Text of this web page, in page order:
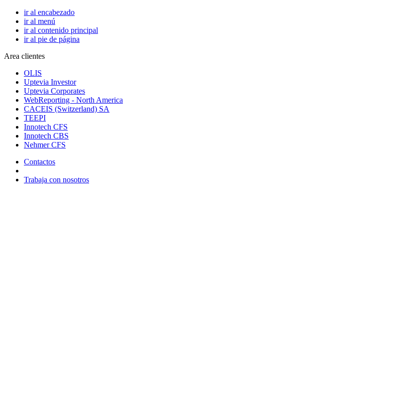
ir al encabezado
ir al menú
ir al contenido principal
ir al pie de página
Area clientes
OLIS
Uptevia Investor
Uptevia Corporates
WebReporting - North America
CACEIS (Switzerland) SA
TEEPI
Innotech CFS
Innotech CBS
Nehmer CFS
Contactos
Trabaja con nosotros